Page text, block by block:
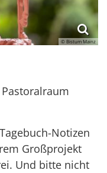
© Bistum Mainz
Notizen
Großprojekt
Und bitte nicht